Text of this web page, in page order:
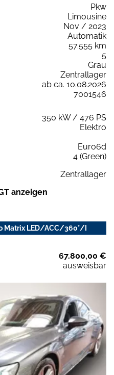
Pkw
Limousine
Nov / 2023
Automatik
57.555 km
5
Grau
Zentrallager
ab ca. 10.08.2026
7001546
350 kW / 476 PS
Elektro
Euro6d
4 (Green)
Zentrallager
anzeigen
Matrix LED/ACC/360°/I
67.800,00 €
ausweisbar